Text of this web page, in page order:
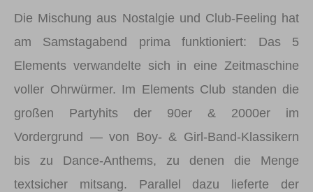
Die Mischung aus Nostalgie und Club-Feeling hat
am Samstagabend prima funktioniert: Das 5
Elements verwandelte sich in eine Zeitmaschine
voller Ohrwürmer. Im Elements Club standen die
großen Partyhits der 90er & 2000er im
Vordergrund — von Boy- & Girl-Band-Klassikern
bis zu Dance-Anthems, zu denen die Menge
textsicher mitsang. Parallel dazu lieferte der